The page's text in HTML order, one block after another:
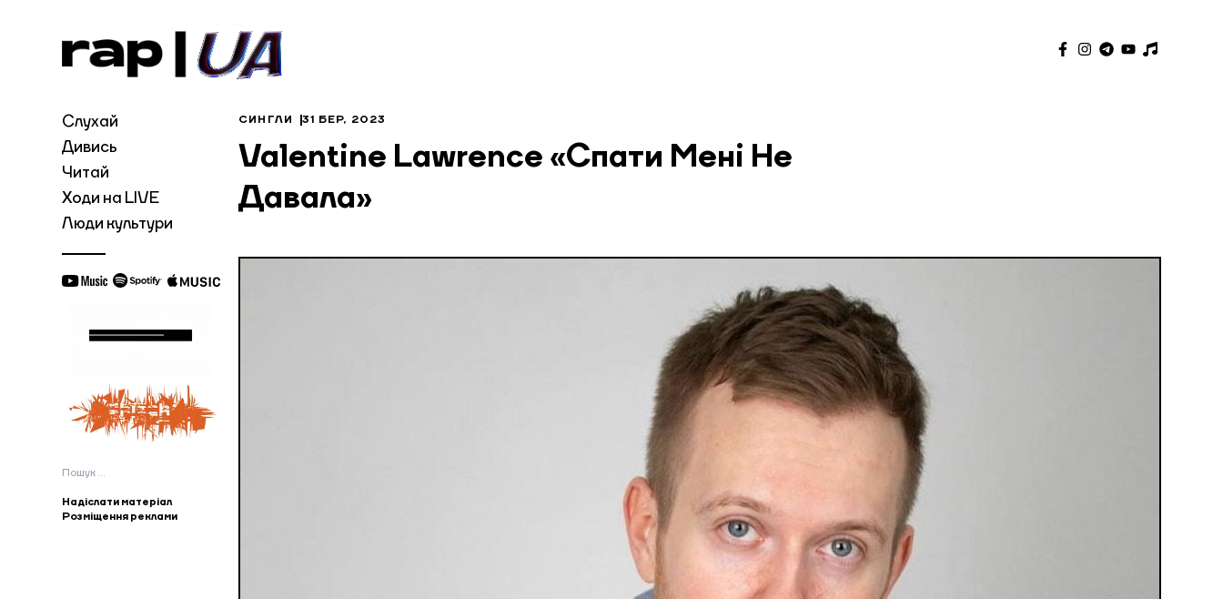
Слухай
Дивись
Читай
Ходи на LIVE
Люди культури
Пошук:
Надіслати матеріал
Розміщення реклами
СИНГЛИ 31 БЕР, 2023
Valentine Lawrence «Спати Мені Не
Давала»